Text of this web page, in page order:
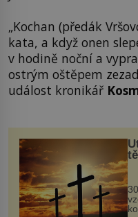
„Kochan (předák
kata, a když onen
v hodině noční a
ostrým oštěpem
událost kronikář